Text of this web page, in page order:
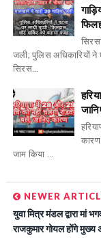
जली; पुलिस अधिकारियों ने
सिरस...
कारण
जाम किया ...
NEWER
युवा मित्र मंडल द्वारा मां
राजकुमार गोयल होंगे मुख्य